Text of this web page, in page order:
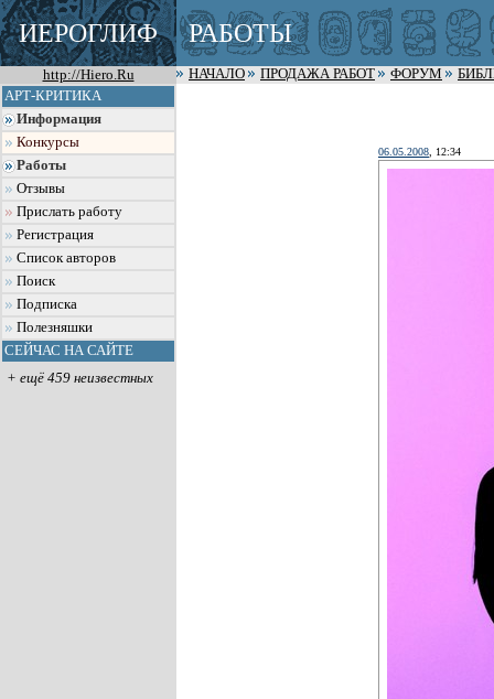
ИЕРОГЛИФ РАБОТЫ
http://Hiero.Ru НАЧАЛО ПРОДАЖА РАБОТ ФОРУМ
АРТ-КРИТИКА
Информация
Конкурсы
Работы
Отзывы
Прислать работу
Регистрация
Список авторов
Поиск
Подписка
Полезняшки
СЕЙЧАС НА САЙТЕ
+ ещё 459 неизвестных
06.05.2008 , 12:34